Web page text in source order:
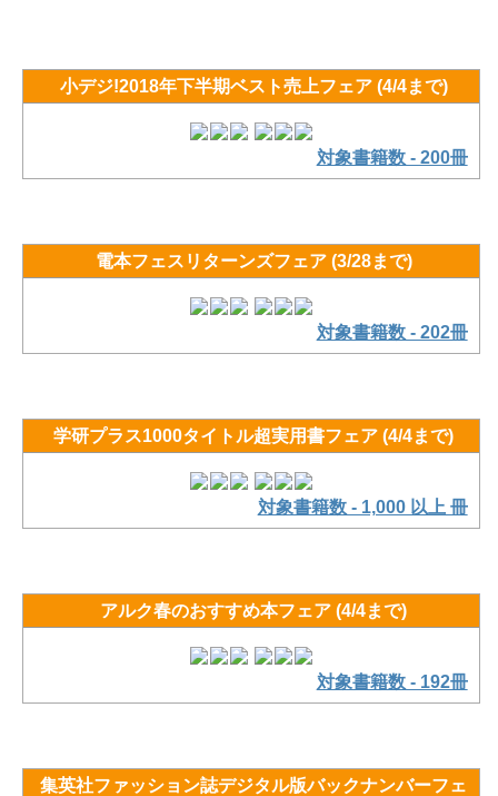
小デジ!2018年下半期ベスト売上フェア (4/4まで)
対象書籍数 - 200冊
電本フェスリターンズフェア (3/28まで)
対象書籍数 - 202冊
学研プラス1000タイトル超実用書フェア (4/4まで)
対象書籍数 - 1,000 以上 冊
アルク春のおすすめ本フェア (4/4まで)
対象書籍数 - 192冊
集英社ファッション誌デジタル版バックナンバーフェ